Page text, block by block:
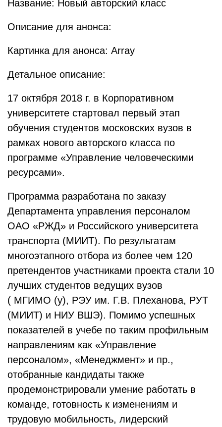
Название: Новый авторский класс
Описание для анонса:
Картинка для анонса: Array
Детальное описание:
17 октября 2018 г. в Корпоративном
университете стартовал первый этап
обучения студентов московских вузов в
рамках нового авторского класса по
программе «Управление человеческими
ресурсами».
Программа разработана по заказу
Департамента управления персоналом
ОАО «РЖД» и Российского университета
транспорта (МИИТ). По результатам
многоэтапного отбора из более чем 120
претендентов участниками проекта стали 10
лучших студентов ведущих вузов
( МГИМО (у), РЭУ им. Г.В. Плеханова, РУТ
(МИИТ) и НИУ ВШЭ). Помимо успешных
показателей в учебе по таким профильным
направлениям как «Управление
персоналом», «Менеджмент» и пр.,
отобранные кандидаты также
продемонстрировали умение работать в
команде, готовность к изменениям и
трудовую мобильность, лидерский